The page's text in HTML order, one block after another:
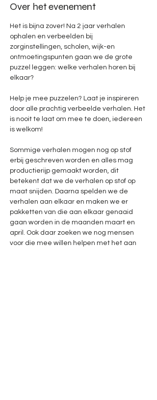
Over het evenement
Het is bijna zover! Na 2 jaar verhalen
ophalen en verbeelden bij
zorginstellingen, scholen, wijk-en
ontmoetingspunten gaan we de grote
puzzel leggen: welke verhalen horen bij
elkaar?
Help je mee puzzelen? Laat je inspireren
door alle prachtig verbeelde verhalen. Het
is nooit te laat om mee te doen, iedereen
is welkom!
Sommige verhalen mogen nog op stof
erbij geschreven worden en alles mag
productierijp gemaakt worden, dit
betekent dat we de verhalen op stof op
maat snijden. Daarna spelden we de
verhalen aan elkaar en maken we er
pakketten van die aan elkaar genaaid
gaan worden in de maanden maart en
april. Ook daar zoeken we nog mensen
voor die mee willen helpen met het aan